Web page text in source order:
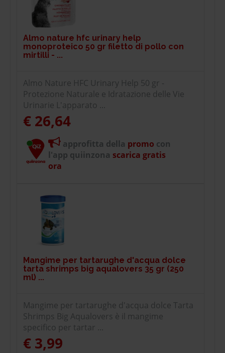
Almo nature hfc urinary help
monoproteico 50 gr filetto di pollo con
mirtilli - ...
Almo Nature HFC Urinary Help 50 gr -
Protezione Naturale e Idratazione delle Vie
Urinarie L'apparato ...
€ 26,64
approfitta della promo con
l'app quiinzona scarica gratis
ora
Mangime per tartarughe d'acqua dolce
tarta shrimps big aqualovers 35 gr (250
ml) ...
Mangime per tartarughe d'acqua dolce Tarta
Shrimps Big Aqualovers è il mangime
specifico per tartar ...
€ 3,99